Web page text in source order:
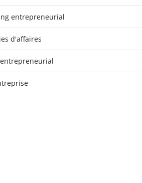
entrepreneurial
d'affaires